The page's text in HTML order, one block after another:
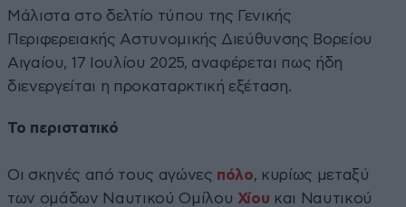
Μάλιστα στο δελτίο τύπου της Γενικής
Περιφερειακής Αστυνομικής Διεύθυνσης Βορείου
Αιγαίου, 17 Ιουλίου 2025, αναφέρεται πως ήδη
διενεργείται η προκαταρκτική εξέταση.
Το περιστατικό
Οι σκηνές από τους αγώνες πόλο, κυρίως μεταξύ
των ομάδων Ναυτικού Ομίλου Χίου και Ναυτικού